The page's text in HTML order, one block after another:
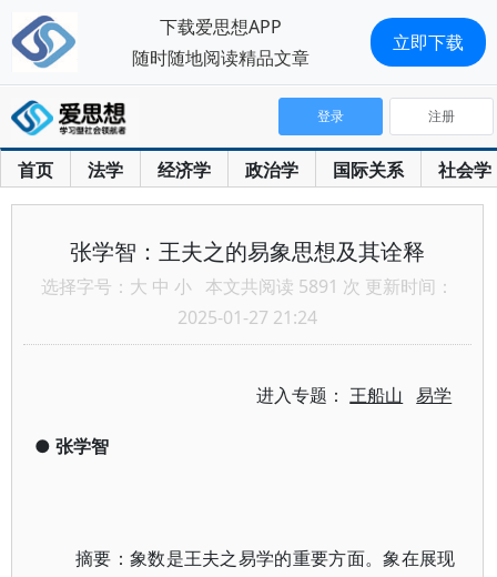
首页 法学 经济学 政治学 国际关系 社会学
登录 注册
张学智：王夫之的易象思想及其诠释
选择字号： 大 中 小 本文共阅读 5891 次 更新时间：
2025-01-27 21:24
进入专题：王船山 易学
● 张学智
摘要：象数是王夫之易学的重要方面。象在展现
下载爱思想APP
随时随地阅读精品文章
立即下载